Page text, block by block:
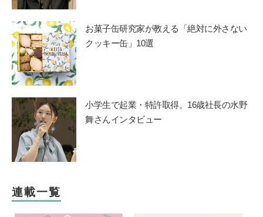
お菓子缶研究家が教える「絶対に外さない
クッキー缶」10選
小学生で起業・特許取得。16歳社長の水野
舞さんインタビュー
連載一覧